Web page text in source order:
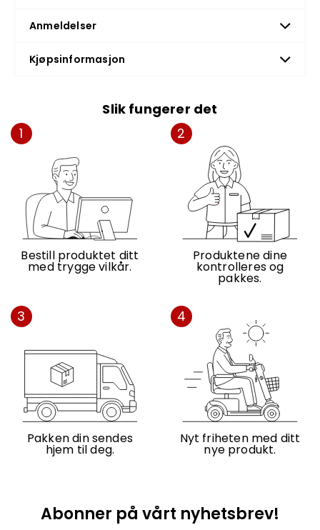
Anmeldelser
Kjøpsinformasjon
Slik fungerer det
1
Bestill produktet ditt
med trygge vilkår.
2
Produktene dine
kontrolleres og
pakkes.
3
Pakken din sendes
hjem til deg.
4
Nyt friheten med ditt
nye produkt.
Abonner på vårt nyhetsbrev!